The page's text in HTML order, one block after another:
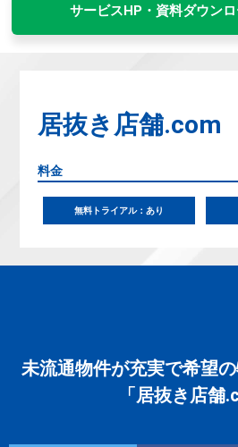
サービスHP・資料ダウンロ
居抜き店舗.com
料金
無料トライアル：あり
未流通物件が充実で希望
「居抜き店舗